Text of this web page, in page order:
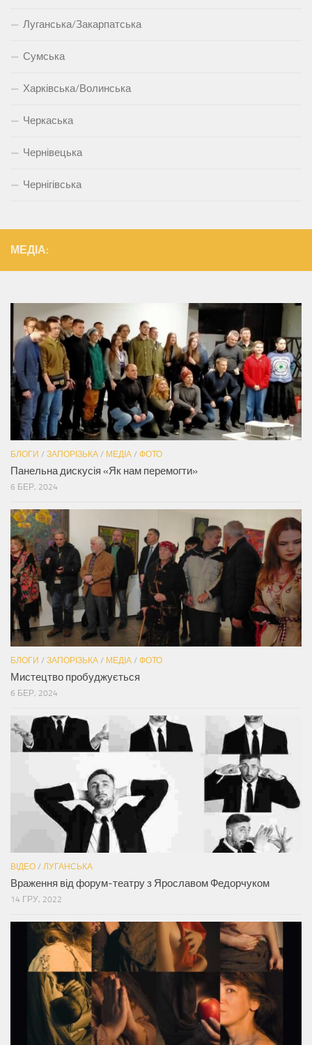
Луганська/Закарпатська
Сумська
Харківська/Волинська
Черкаська
Чернівецька
Чернігівська
МЕДІА:
БЛОГИ / ЗАПОРІЗЬКА / МЕДІА / ФОТО
Панельна дискусія «Як нам перемогти»
6 БЕР, 2024
БЛОГИ / ЗАПОРІЗЬКА / МЕДІА / ФОТО
Мистецтво пробуджується
6 БЕР, 2024
ВІДЕО / ЛУГАНСЬКА
Враження від форум-театру з Ярославом Федорчуком
14 ГРУ, 2022